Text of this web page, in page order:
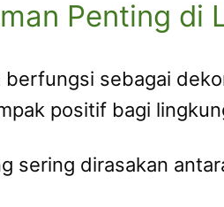
Penting di
berfungsi sebagai
positif bagi
sering dirasakan